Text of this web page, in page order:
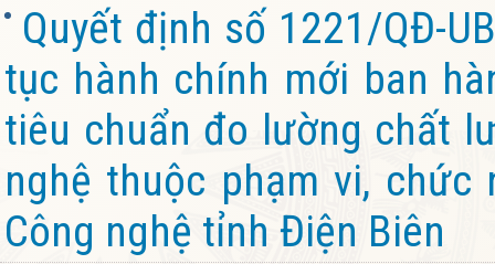
Quyết định số 1221/QĐ-
tục hành chính mới ban
tiêu chuẩn đo lường chất
nghệ thuộc phạm vi, chức
Công nghệ tỉnh Điện Biên